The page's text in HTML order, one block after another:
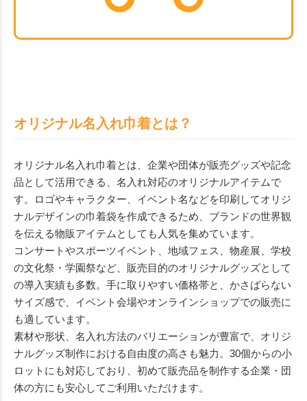
オリジナル名入れ巾着とは？
オリジナル名入れ巾着とは、企業や団体が販売グッズや記念
品として活用できる、名入れ対応のオリジナルアイテムで
す。ロゴやキャラクター、イベント名などを印刷してオリジ
ナルデザインの巾着袋を作成できるため、ブランドの世界観
を伝える物販アイテムとしても人気を集めています。
コンサートやスポーツイベント、地域フェス、物産展、学校
の文化祭・学園祭など、販売目的のオリジナルグッズとして
の導入実績も多数。手に取りやすい価格帯と、かさばらない
サイズ感で、イベント会場やオンラインショップでの販売に
も適しています。
素材や形状、名入れ方法のバリエーションが豊富で、オリジ
ナルグッズ制作における自由度の高さも魅力。30個からの小
ロットにも対応しており、初めて販売品を制作する企業・団
体の方にも安心してご利用いただけます。